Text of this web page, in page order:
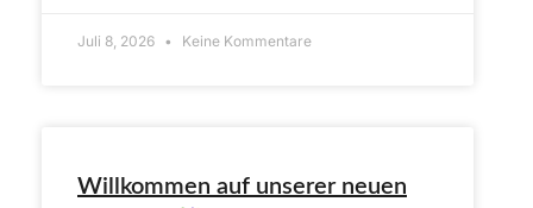
Juli 8, 2026 Keine Kommentare
Willkommen auf unserer neuen